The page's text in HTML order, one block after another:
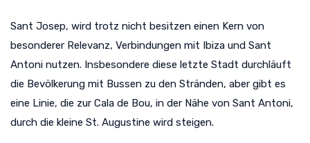
Sant Josep, wird trotz nicht besitzen einen Kern von
besonderer Relevanz, Verbindungen mit Ibiza und Sant
Antoni nutzen. Insbesondere diese letzte Stadt durchläuft
die Bevölkerung mit Bussen zu den Stränden, aber gibt es
eine Linie, die zur Cala de Bou, in der Nähe von Sant Antoni,
durch die kleine St. Augustine wird steigen.